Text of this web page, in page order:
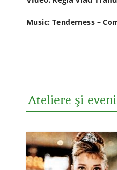
Music: Tenderness –
Ateliere şi